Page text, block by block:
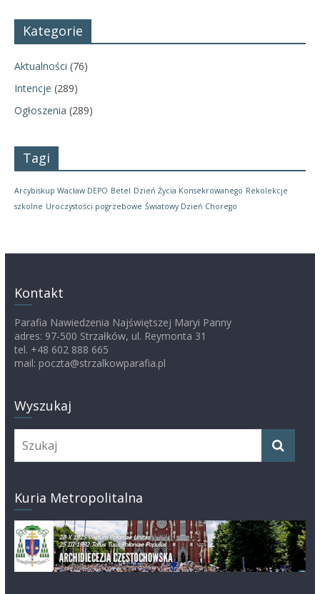
Kategorie
Aktualności (76)
Intencje (289)
Ogłoszenia (289)
Tagi
Arcybiskup Wacław DEPO Betel Dzień Życia Konsekrowanego Rekolekcje
szkolne Uroczystości pogrzebowe Światowy Dzień Chorego
Kontakt
Parafia Nawiedzenia Najświętszej Maryi Panny
adres: 97-500 Strzałków, ul. Reymonta 31
tel. +48 602 888 665
mail: poczta@strzalkowparafia.pl
Wyszukaj
Kuria Metropolitalna